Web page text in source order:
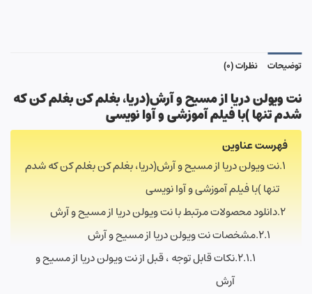
توضیحات نظرات (0)
نت ویولن دریا از مسیح و آرش(دریا، بغلم کن بغلم کن که
شدم تنها)با فیلم آموزشی و آوا نویسی
فهرست عناوین
نت ویولن دریا از مسیح و آرش(دریا، بغلم کن بغلم کن که شدم
تنها )با فیلم آموزشی و آوا نویسی
دانلود محصولات مرتبط با نت ویولن دریا از مسیح و آرش
مشخصات نت ویولن دریا از مسیح و آرش
نکات قابل توجه ، قبل از نت ویولن دریا از مسیح و
آرش